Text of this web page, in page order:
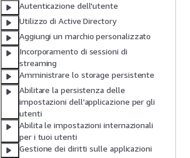
Autenticazione dell'utente
Utilizzo di Active Directory
Aggiungi un marchio personalizzato
Incorporamento di sessioni di
streaming
Amministrare lo storage persistente
Abilitare la persistenza delle
impostazioni dell'applicazione per gli
utenti
Abilita le impostazioni internazionali
per i tuoi utenti
Gestione dei diritti sulle applicazioni